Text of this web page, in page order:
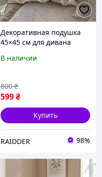
Декоративная подушка
45×45 см для дивана
скандинавском стиле с
(60053/52)
В наличии
599₴
800 ₴
Купить
RAIDDER 98%